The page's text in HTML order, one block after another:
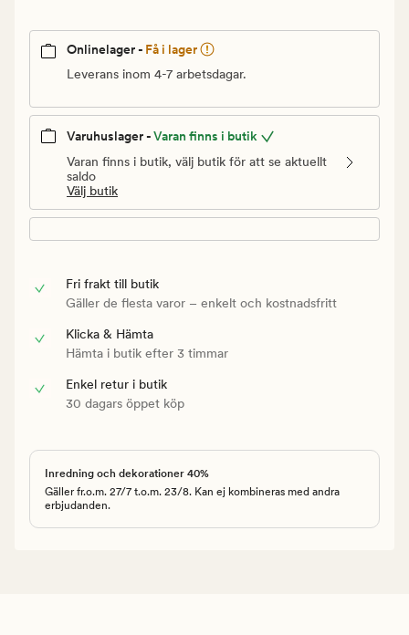
Onlinelager - Få i lager
Leverans inom 4-7 arbetsdagar.
Varuhuslager -Varan finns i butik
Varan finns i butik, välj butik för att se aktuellt
saldo
Välj butik
Fri frakt till butik
Gäller de flesta varor – enkelt och kostnadsfritt
Klicka & Hämta
Hämta i butik efter 3 timmar
Enkel retur i butik
30 dagars öppet köp
Inredning och dekorationer 40%
Gäller fr.o.m. 27/7 t.o.m. 23/8. Kan ej kombineras med andra
erbjudanden.